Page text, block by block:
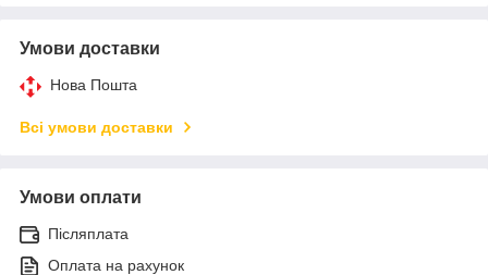
Умови доставки
Нова Пошта
Всі умови доставки
Умови оплати
Післяплата
Оплата на рахунок